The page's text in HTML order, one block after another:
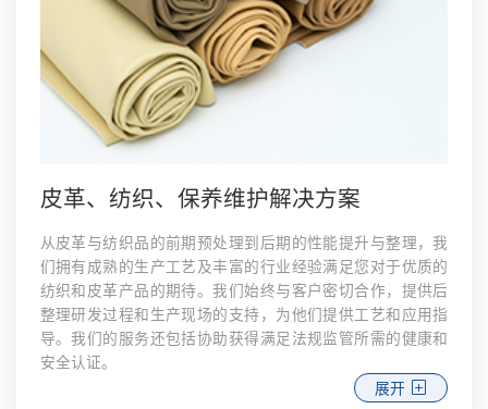
皮革、纺织、保养维护解决方案
从皮革与纺织品的前期预处理到后期的性能提升与整理，我
们拥有成熟的生产工艺及丰富的行业经验满足您对于优质的
纺织和皮革产品的期待。我们始终与客户密切合作，提供后
整理研发过程和生产现场的支持，为他们提供工艺和应用指
导。我们的服务还包括协助获得满足法规监管所需的健康和
安全认证。
展开